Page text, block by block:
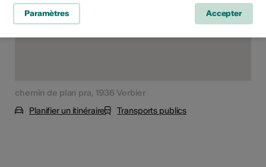
chemin de plan pra, 1936 Verbier
Planifier un itinéraire
Transports publics
Paramètres Accepter